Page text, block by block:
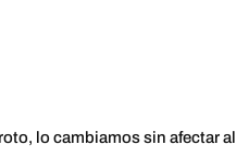
lo cambiamos sin afectar al